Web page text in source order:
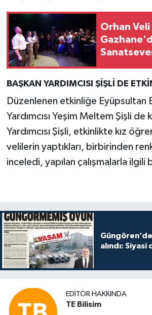
Orhan
BAŞKAN YARDIMCISI ŞİŞLİ DE
Düzenlenen etkinliğe Eyüpsultan
Yardımcısı Yeşim Meltem Şişli de
Yardımcısı Şişli, etkinlikte kız
velilerin yaptıkları, birbirinden
inceledi, yapılan çalışmalarla ilgili
alındı:
EDITÖR HAKKINDA
TE Bilisim